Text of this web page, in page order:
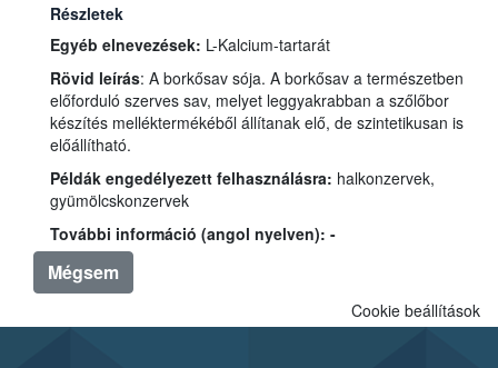
Részletek
Egyéb elnevezések: L-Kalcium-tartarát
Rövid leírás: A borkősav sója. A borkősav a természetben
előforduló szerves sav, melyet leggyakrabban a szőlőbor
készítés melléktermékéből állítanak elő, de szintetikusan is
előállítható.
Példák engedélyezett felhasználásra: halkonzervek,
gyümölcskonzervek
További információ (angol nyelven): -
Mégsem
Cookie beállítások